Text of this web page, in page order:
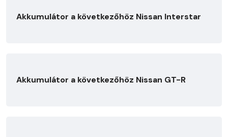
Akkumulátor a következőhöz Nissan Interstar
Akkumulátor a következőhöz Nissan GT-R